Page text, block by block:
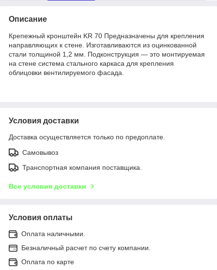
Описание
Крепежный кронштейн KR 70 Предназначены для крепления
направляющих к стене. Изготавливаются из оцинкованной
стали толщиной 1,2 мм. Подконструкция — это монтируемая
на стене система стального каркаса для крепления
облицовки вентилируемого фасада.
Условия доставки
Доставка осуществляется только по предоплате.
Самовывоз
Транспортная компания поставщика.
Все условия доставки
Условия оплаты
Оплата наличными.
Безналичный расчет по счету компании.
Оплата по карте